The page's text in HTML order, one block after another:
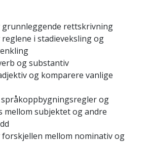
grunnleggende rettskrivning
i stadieveksling og
og substantiv
og komparere vanlige
og
mellom subjektet og andre
mellom nominativ og